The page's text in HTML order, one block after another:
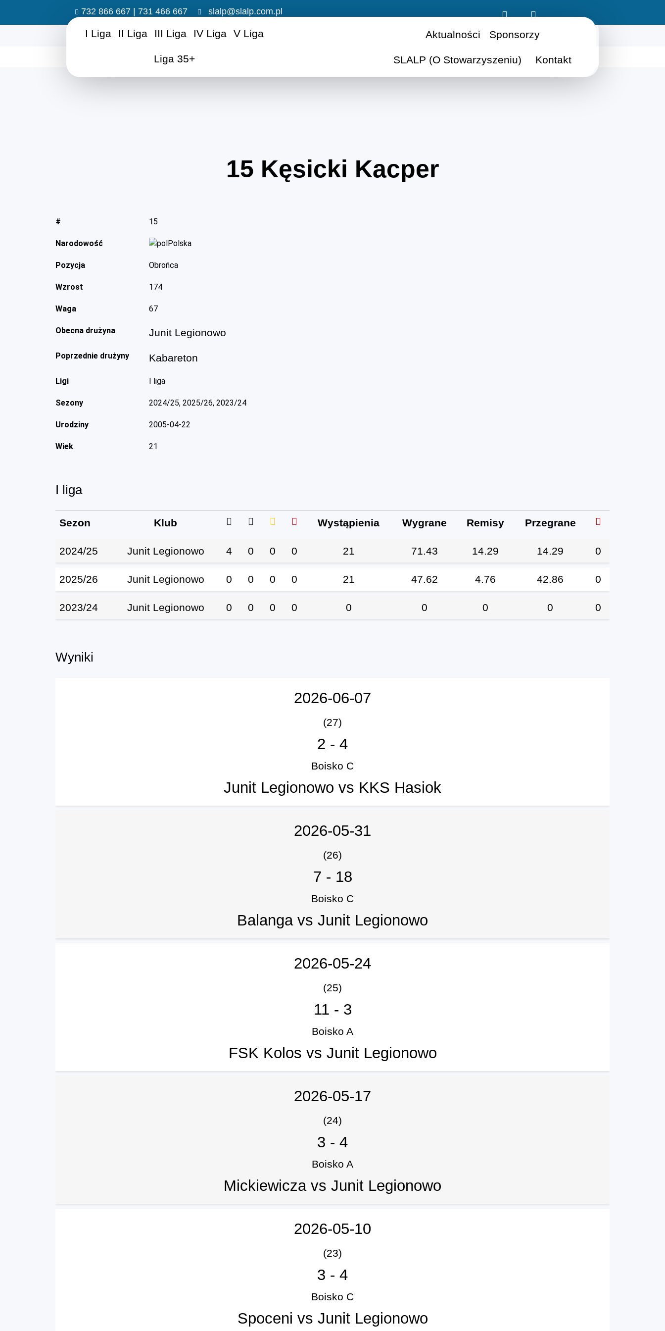
732 866 667 | 731 466 667 slalp@slalp.com.pl
I Liga II Liga III Liga IV Liga V Liga
Liga 35+
Aktualności Sponsorzy
SLALP (O Stowarzyszeniu) Kontakt
15 Kęsicki Kacper
# 15
Narodowość Polska
Pozycja Obrońca
Wzrost 174
Waga 67
Obecna drużyna Junit Legionowo
Poprzednie drużyny Kabareton
Ligi I liga
Sezony 2024/25, 2025/26, 2023/24
Urodziny 2005-04-22
Wiek 21
I liga
Sezon Klub Wystąpienia Wygrane Remisy Przegrane
2024/25 Junit Legionowo 4 0 0 0 21 71.43 14.29 14.29 0
2025/26 Junit Legionowo 0 0 0 0 21 47.62 4.76 42.86 0
2023/24 Junit Legionowo 0 0 0 0 0 0 0 0 0
Wyniki
2026-06-07
(27)
2 - 4
Boisko C
Junit Legionowo vs KKS Hasiok
2026-05-31
(26)
7 - 18
Boisko C
Balanga vs Junit Legionowo
2026-05-24
(25)
11 - 3
Boisko A
FSK Kolos vs Junit Legionowo
2026-05-17
(24)
3 - 4
Boisko A
Mickiewicza vs Junit Legionowo
2026-05-10
(23)
3 - 4
Boisko C
Spoceni vs Junit Legionowo